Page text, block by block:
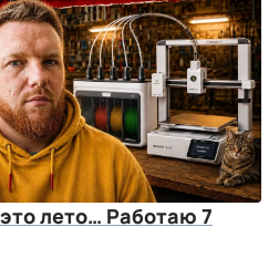
лето… Работаю 7